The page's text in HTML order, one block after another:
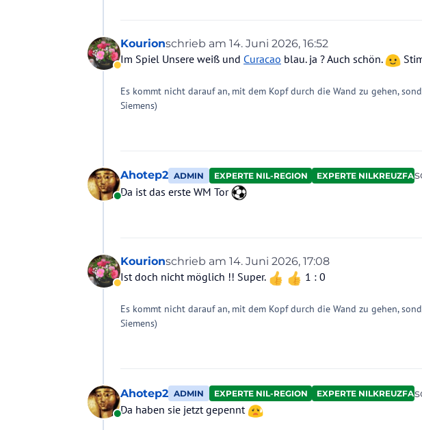
Abwesend
Kourionschrieb am 14. Juni 2026, 16:52
zuletzt editiert von Kourion
Im Spiel Unsere weiß und Curacao blau. ja ? Auch schön.
Es kommt nicht darauf an, mit dem Kopf durch die Wand zu gehen,
Siemens)
Online
Ahotep2 ADMIN EXPERTE NIL-REGION EXPERTE
Da ist das erste WM Tor
Abwesend
Kourionschrieb am 14. Juni 2026, 17:08
zuletzt editiert von
Ist doch nicht möglich !! Super. 1 : 0
Es kommt nicht darauf an, mit dem Kopf durch die Wand zu gehen,
Siemens)
Online
Ahotep2 ADMIN EXPERTE NIL-REGION EXPERTE
Da haben sie jetzt gepennt